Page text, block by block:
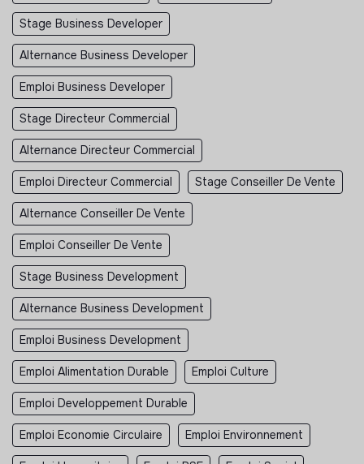
Stage Business Developer
Alternance Business Developer
Emploi Business Developer
Stage Directeur Commercial
Alternance Directeur Commercial
Emploi Directeur Commercial Stage Conseiller De Vente
Alternance Conseiller De Vente
Emploi Conseiller De Vente
Stage Business Development
Alternance Business Development
Emploi Business Development
Emploi Alimentation Durable Emploi Culture
Emploi Developpement Durable
Emploi Economie Circulaire Emploi Environnement